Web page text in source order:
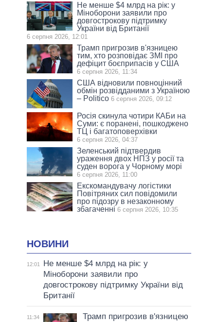
Не менше $4 млрд на рік: у
Міноборони заявили про
довгострокову підтримку
України від Британії
6 серпня 2026, 12:01
Трамп пригрозив в'язницею
тим, хто розповідає ЗМІ про
дефіцит боєприпасів у США
6 серпня 2026, 11:34
США відновили повноцінний
обмін розвідданими з Україною
– Politico 6 серпня 2026, 09:12
Росія скинула чотири КАБи на
Суми: є поранені, пошкоджено
ТЦ і багатоповерхівки
6 серпня 2026, 04:37
Зеленський підтвердив
ураження двох НПЗ у росії та
суден ворога у Чорному морі
6 серпня 2026, 11:00
Екскомандувачу логістики
Повітряних сил повідомили
про підозру в незаконному
збагаченні 6 серпня 2026, 10:35
НОВИНИ
12:01
Не менше $4 млрд на рік: у
Міноборони заявили про
довгострокову підтримку України від
Британії
11:34
Трамп пригрозив в'язницею